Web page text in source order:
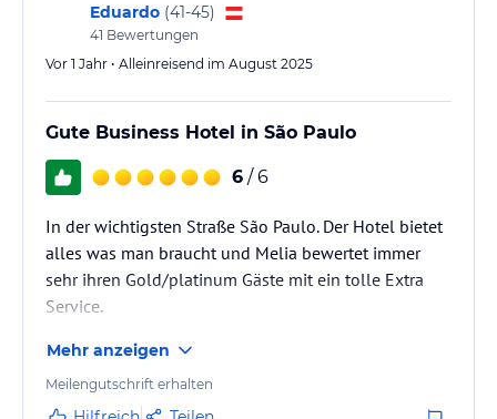
Eduardo (41-45)
41 Bewertungen
Vor 1 Jahr • Alleinreisend im August 2025
Gute Business Hotel in São Paulo
6 / 6
In der wichtigsten Straße São Paulo. Der Hotel bietet
alles was man braucht und Melia bewertet immer
sehr ihren Gold/platinum Gäste mit ein tolle Extra
Service.
Mehr anzeigen
Meilengutschrift erhalten